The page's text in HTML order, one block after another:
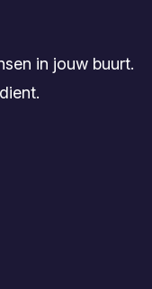
in jouw buurt.